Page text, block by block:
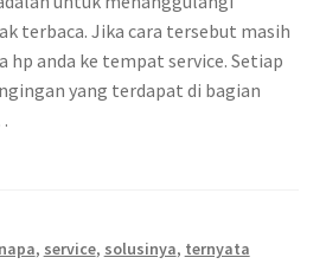
terbaca. Jika cara tersebut masih
hp anda ke tempat service. Setiap
yang terdapat di bagian
, service, solusinya, ternyata